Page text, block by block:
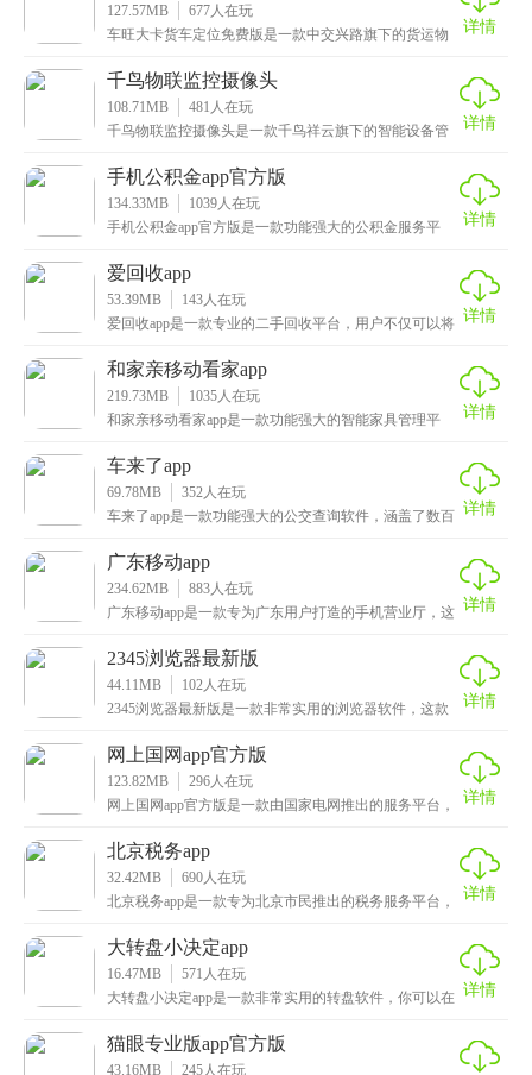
127.57MB 677 人在玩
车旺大卡货车定位免费版是一款中交兴路旗下的货运物
理服
详情
千鸟物联监控摄像头
108.71MB 481 人在玩
千鸟物联监控摄像头是一款千鸟祥云旗下的智能设备管
详情
手机公积金app官方版
134.33MB 1039 人在玩
手机公积金app官方版是一款功能强大的公积金服务平
宝
详情
爱回收app
53.39MB 143 人在玩
爱回收app是一款专业的二手回收平台，用户不仅可以将 详情
和家亲移动看家app
219.73MB 1035 人在玩
和家亲移动看家app是一款功能强大的智能家具管理平
是
详情
车来了app
69.78MB 352 人在玩
车来了app是一款功能强大的公交查询软件，涵盖了数百 详情
广东移动app
234.62MB 883 人在玩
广东移动app是一款专为广东用户打造的手机营业厅，这 详情
2345浏览器最新版
44.11MB 102 人在玩
2345浏览器最新版是一款非常实用的浏览器软件，这款
详情
网上国网app官方版
123.82MB 296 人在玩
网上国网app官方版是一款由国家电网推出的服务平台，
详情
北京税务app
32.42MB 690 人在玩
北京税务app是一款专为北京市民推出的税务服务平台，
详情
大转盘小决定app
16.47MB 571 人在玩
大转盘小决定app是一款非常实用的转盘软件，你可以在 详情
猫眼专业版app官方版
43.16MB 245 人在玩